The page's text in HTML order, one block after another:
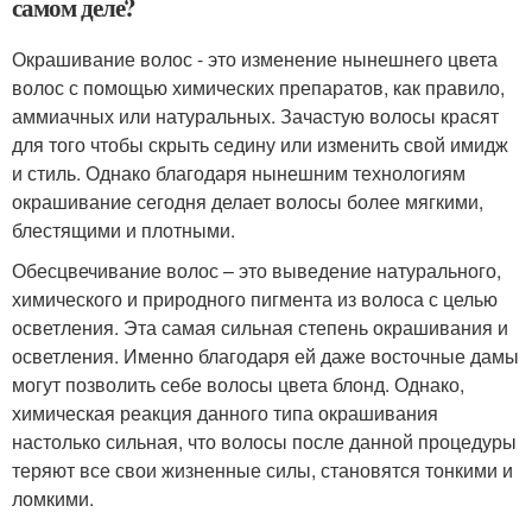
Окрашивание волос - это изменение нынешнего цвета
волос с помощью химических препаратов, как правило,
аммиачных или натуральных. Зачастую волосы красят
для того чтобы скрыть седину или изменить свой имидж
и стиль. Однако благодаря нынешним технологиям
окрашивание сегодня делает волосы более мягкими,
блестящими и плотными.
Обесцвечивание волос – это выведение натурального,
химического и природного пигмента из волоса с целью
осветления. Эта самая сильная степень окрашивания и
осветления. Именно благодаря ей даже восточные дамы
могут позволить себе волосы цвета блонд. Однако,
химическая реакция данного типа окрашивания
настолько сильная, что волосы после данной процедуры
теряют все свои жизненные силы, становятся тонкими и
ломкими.